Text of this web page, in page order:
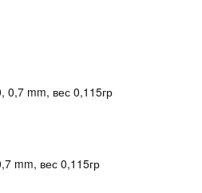
mm, вес 0,115гр